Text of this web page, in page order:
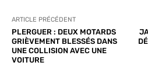
ARTICLE PRÉCÉDENT
PLERGUER : DEUX MOTARDS
GRIÈVEMENT BLESSÉS DANS
UNE COLLISION AVEC UNE
VOITURE